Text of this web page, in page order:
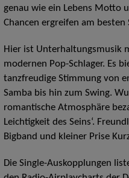
genau wie ein Lebens Motto
Chancen ergreifen am besten
Hier ist Unterhaltungsmusik
modernen Pop-Schlager. Es
tanzfreudige Stimmung von
Samba bis hin zum Swing.
romantische Atmosphäre
Leichtigkeit des Seins‘.
Bigband und kleiner Prise
Die Single-Auskopplungen